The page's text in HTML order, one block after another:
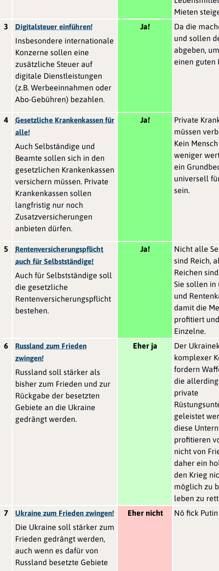
Mieten
3
Digitalsteuer einführen!
Insbesondere internationale
Konzerne sollen eine
zusätzliche Steuer auf
digitale Dienstleistungen
(z.B. Werbeeinnahmen oder
Abo-Gebühren) bezahlen.
Ja!
Da die
und sollen
abgeben,
einen guten
4
Gesetzliche Krankenkassen für
alle!
Auch Selbständige und
Beamte sollen sich in den
gesetzlichen Krankenkassen
versichern müssen. Private
Krankenkassen sollen
langfristig nur noch
Zusatzversicherungen
anbieten dürfen.
Ja!
Private
müssen
Kein
weniger
ein
universell
sein.
5
Rentenversicherungspflicht
auch für Selbstständige!
Auch für Selbstständige soll
die gesetzliche
Rentenversicherungspflicht
bestehen.
Ja!
Nicht alle
sind Reich,
Reichen
Sie sollen in
und
damit die
profitiert
Einzelne.
6
Russland zum Frieden
zwingen!
Russland soll stärker als
bisher zum Frieden und zur
Rückgabe der besetzten
Gebiete an die Ukraine
gedrängt werden.
Eher ja
Der
komplexer
fordern
die
private
geleistet
diese
profitieren
nicht von
daher ein
den Krieg
möglich zu
leben zu
7
Ukraine zum Frieden zwingen!
Die Ukraine soll stärker zum
Frieden gedrängt werden,
auch wenn es dafür von
Russland besetzte Gebiete
Eher nicht Nö fick Putin